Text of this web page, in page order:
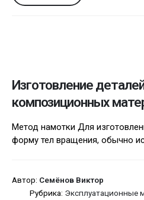
Изготовление
композиционных
Метод намотки Для
форму тел вращения, обычно
Автор: Семёнов Виктор
Рубрика: Эксплуатационные